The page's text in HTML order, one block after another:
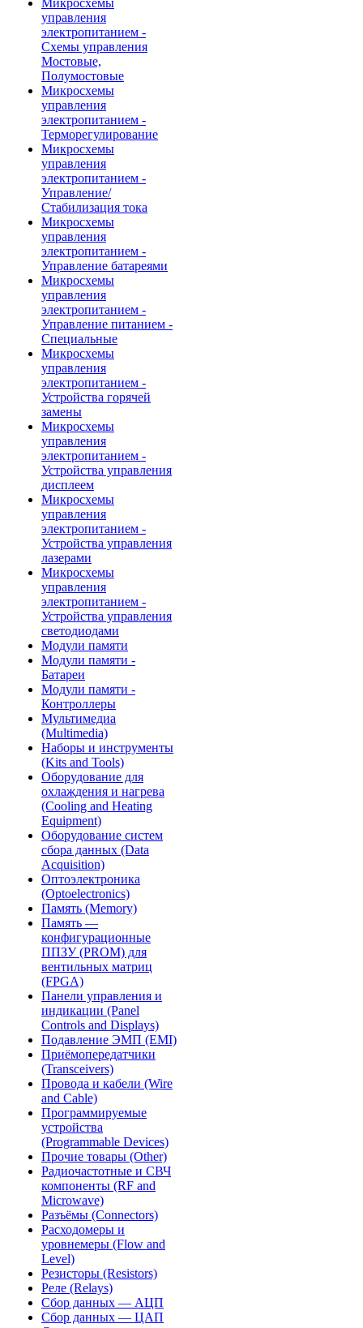
Микросхемы
управления
электропитанием -
Схемы управления
Мостовые,
Полумостовые
Микросхемы
управления
электропитанием -
Терморегулирование
Микросхемы
управления
электропитанием -
Управление/
Стабилизация тока
Микросхемы
управления
электропитанием -
Управление батареями
Микросхемы
управления
электропитанием -
Управление питанием -
Специальные
Микросхемы
управления
электропитанием -
Устройства горячей
замены
Микросхемы
управления
электропитанием -
Устройства управления
дисплеем
Микросхемы
управления
электропитанием -
Устройства управления
лазерами
Микросхемы
управления
электропитанием -
Устройства управления
светодиодами
Модули памяти
Модули памяти -
Батареи
Модули памяти -
Контроллеры
Мультимедиа
(Multimedia)
Наборы и инструменты
(Kits and Tools)
Оборудование для
охлаждения и нагрева
(Cooling and Heating
Equipment)
Оборудование систем
сбора данных (Data
Acquisition)
Оптоэлектроника
(Optoelectronics)
Память (Memory)
Память —
конфигурационные
ППЗУ (PROM) для
вентильных матриц
(FPGA)
Панели управления и
индикации (Panel
Controls and Displays)
Подавление ЭМП (EMI)
Приёмопередатчики
(Transceivers)
Провода и кабели (Wire
and Cable)
Программируемые
устройства
(Programmable Devices)
Прочие товары (Other)
Радиочастотные и СВЧ
компоненты (RF and
Microwave)
Разъёмы (Connectors)
Расходомеры и
уровнемеры (Flow and
Level)
Резисторы (Resistors)
Реле (Relays)
Сбор данных — АЦП
Сбор данных — ЦАП